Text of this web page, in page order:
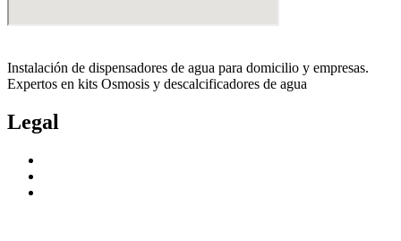
Instalación de dispensadores de agua para domicilio y empresas.
Expertos en kits Osmosis y descalcificadores de agua
Legal